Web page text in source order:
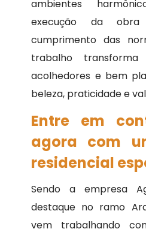
ambientes
execução da
cumprimento das
trabalho
acolhedores e bem
beleza, praticidade e
Entre em
agora com
residencial
Sendo a empresa
destaque no ramo
vem trabalhando